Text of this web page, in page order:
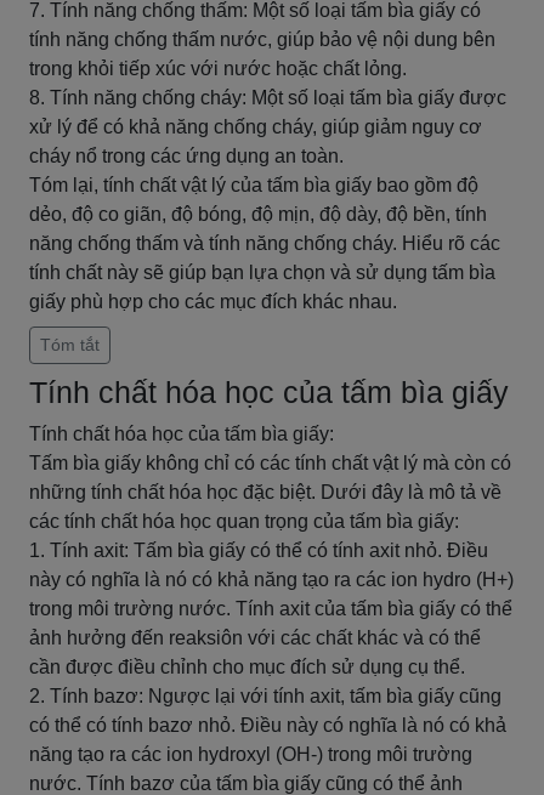
7. Tính năng chống thấm: Một số loại tấm bìa giấy có
tính năng chống thấm nước, giúp bảo vệ nội dung bên
trong khỏi tiếp xúc với nước hoặc chất lỏng.
8. Tính năng chống cháy: Một số loại tấm bìa giấy được
xử lý để có khả năng chống cháy, giúp giảm nguy cơ
cháy nổ trong các ứng dụng an toàn.
Tóm lại, tính chất vật lý của tấm bìa giấy bao gồm độ
dẻo, độ co giãn, độ bóng, độ mịn, độ dày, độ bền, tính
năng chống thấm và tính năng chống cháy. Hiểu rõ các
tính chất này sẽ giúp bạn lựa chọn và sử dụng tấm bìa
giấy phù hợp cho các mục đích khác nhau.
Tóm tắt
Tính chất hóa học của tấm bìa giấy
Tính chất hóa học của tấm bìa giấy:
Tấm bìa giấy không chỉ có các tính chất vật lý mà còn có
những tính chất hóa học đặc biệt. Dưới đây là mô tả về
các tính chất hóa học quan trọng của tấm bìa giấy:
1. Tính axit: Tấm bìa giấy có thể có tính axit nhỏ. Điều
này có nghĩa là nó có khả năng tạo ra các ion hydro (H+)
trong môi trường nước. Tính axit của tấm bìa giấy có thể
ảnh hưởng đến reaksiôn với các chất khác và có thể
cần được điều chỉnh cho mục đích sử dụng cụ thể.
2. Tính bazơ: Ngược lại với tính axit, tấm bìa giấy cũng
có thể có tính bazơ nhỏ. Điều này có nghĩa là nó có khả
năng tạo ra các ion hydroxyl (OH-) trong môi trường
nước. Tính bazơ của tấm bìa giấy cũng có thể ảnh